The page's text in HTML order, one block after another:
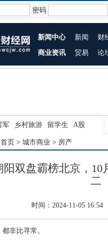
密码
新闻中心 新闻 财
商业资讯 贸易 论
军 乡村旅游 留学生 A股
首页 > 城市商业 > 房产
阳双盘霸榜北京，
二
时间：2024-11-05
非比寻常。